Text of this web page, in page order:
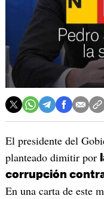
El presidente del
planteado dimitir por
corrupción
En una carta de este